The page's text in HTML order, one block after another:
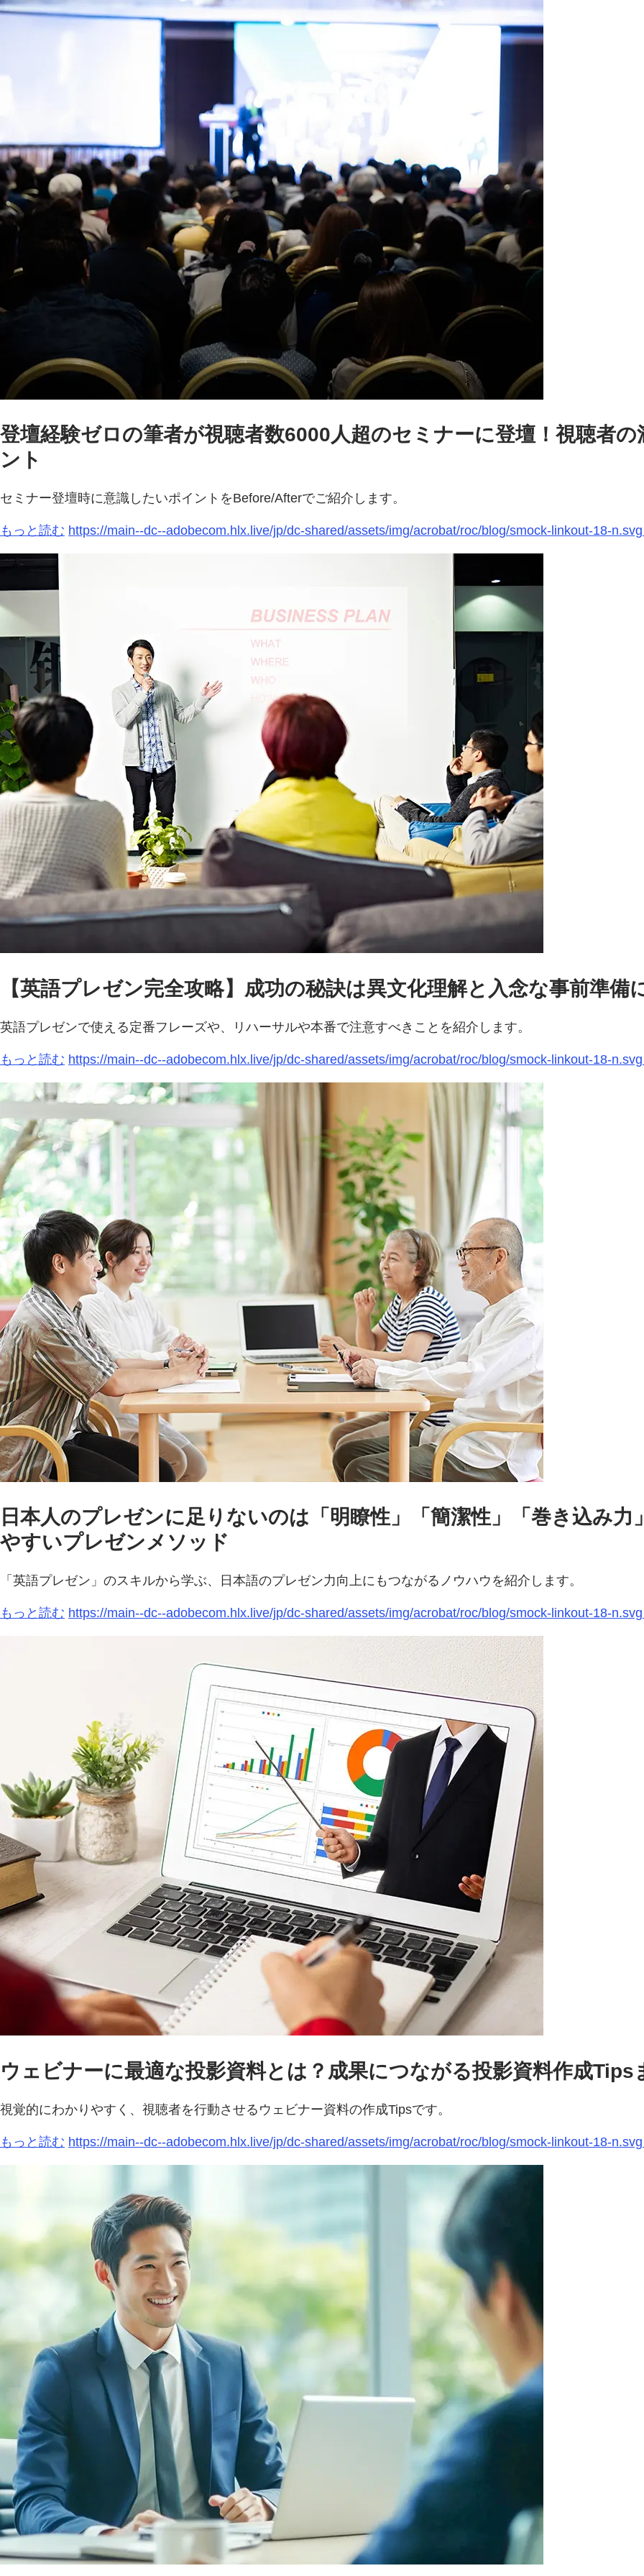
登壇経験ゼロの筆者が視聴者数6000人超のセミナーに登壇！視聴者
ント
セミナー登壇時に意識したいポイントをBefore/Afterでご紹介します。
もっと読む https://main--dc--adobecom.hlx.live/jp/dc-shared/assets/img/acrobat/roc/blog/smock-linkout-18-
【英語プレゼン完全攻略】成功の秘訣は異文化理解と入念な事前準備
英語プレゼンで使える定番フレーズや、リハーサルや本番で注意すべきことを紹介します。
もっと読む https://main--dc--adobecom.hlx.live/jp/dc-shared/assets/img/acrobat/roc/blog/smock-linkout-18-
日本人のプレゼンに足りないのは「明瞭性」「簡潔性」「巻き込み
やすいプレゼンメソッド
「英語プレゼン」のスキルから学ぶ、日本語のプレゼン力向上にもつながるノウハウを紹介します。
もっと読む https://main--dc--adobecom.hlx.live/jp/dc-shared/assets/img/acrobat/roc/blog/smock-linkout-18-
ウェビナーに最適な投影資料とは？成果につながる投影資料作成Tips
視覚的にわかりやすく、視聴者を行動させるウェビナー資料の作成Tipsです。
もっと読む https://main--dc--adobecom.hlx.live/jp/dc-shared/assets/img/acrobat/roc/blog/smock-linkout-18-